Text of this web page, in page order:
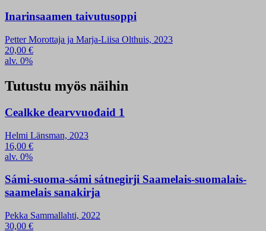
Inarinsaamen taivutusoppi
Petter Morottaja ja Marja-Liisa Olthuis, 2023
20,00 €
alv. 0%
Tutustu myös näihin
Cealkke dearvvuođaid 1
Helmi Länsman, 2023
16,00 €
alv. 0%
Sámi-suoma-sámi sátnegirji Saamelais-suomalais-
saamelais sanakirja
Pekka Sammallahti, 2022
30,00 €